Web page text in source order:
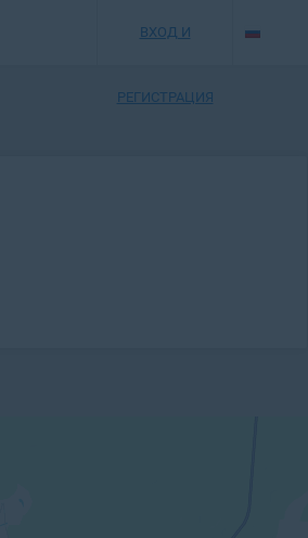
ВХОД И
РЕГИСТРАЦИЯ